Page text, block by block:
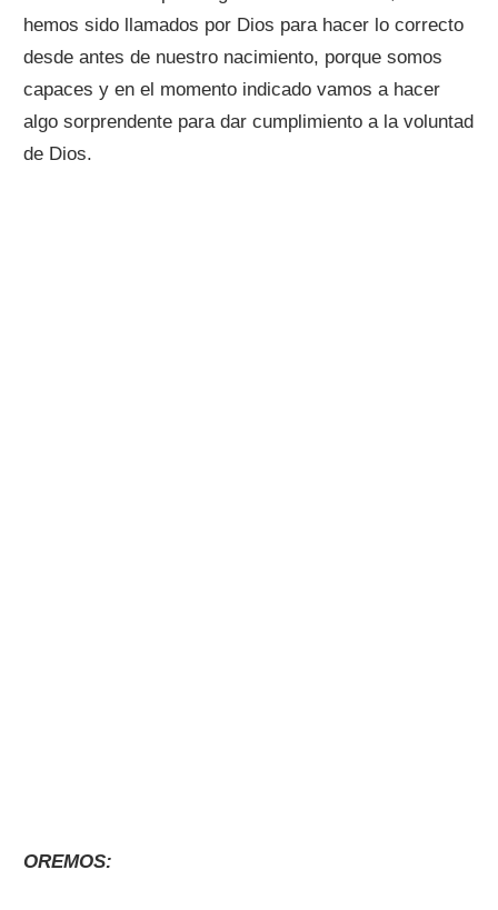
hemos sido llamados por Dios para hacer lo correcto
desde antes de nuestro nacimiento, porque somos
capaces y en el momento indicado vamos a hacer
algo sorprendente para dar cumplimiento a la voluntad
de Dios.
OREMOS: